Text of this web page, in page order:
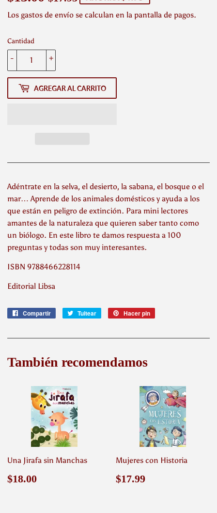
habitual
de
Los gastos de envío se calculan en la pantalla de pagos.
Cantidad
+
-
AGREGAR AL CARRITO
Adéntrate en la selva, el desierto, la sabana, el bosque o el
mar… Aprende de los animales domésticos y ayuda a los
que están en peligro de extinción. Para mini lectores
amantes de la naturaleza que quieren saber tanto como
un biólogo. En este libro te damos respuesta a 100
preguntas y todas son muy interesantes.
ISBN 9788466228114
Editorial Libsa
Compartir
CompartirTuitear
Tuitear Hacer pin
También recomendamos
Una Jirafa sin Manchas
Precio
$18.00
Mujeres con Historia
Precio
$17.99